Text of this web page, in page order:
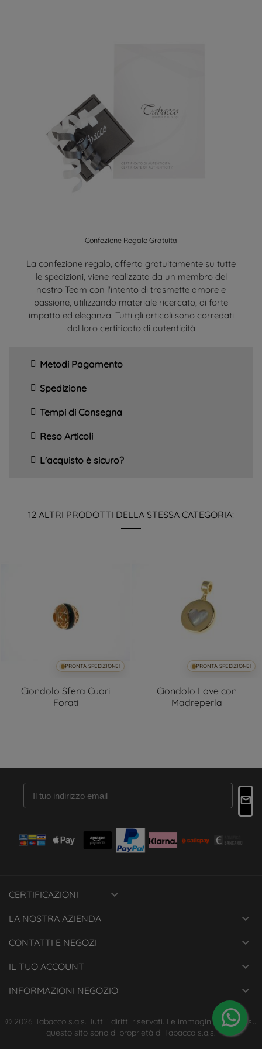
Confezione Regalo Gratuita
La confezione regalo, offerta gratuitamente su tutte
le spedizioni, viene realizzata da un membro del
nostro Team con l'intento di trasmette amore e
passione, utilizzando materiale ricercato, di forte
impatto ed eleganza. Tutti gli articoli sono corredati
dal loro certificato di autenticità
Metodi Pagamento
Spedizione
Tempi di Consegna
Reso Articoli
L'acquisto è sicuro?
12 ALTRI PRODOTTI DELLA STESSA CATEGORIA:
PRONTA SPEDIZIONE!
Ciondolo Sfera Cuori
Forati
PRONTA SPEDIZIONE!
Ciondolo Love con
Madreperla
CERTIFICAZIONI 
LA NOSTRA AZIENDA 
CONTATTI E NEGOZI 
IL TUO ACCOUNT 
INFORMAZIONI NEGOZIO 
© 2026 Tabacco s.a.s. Tutti i diritti riservati. Le immagini presenti su
questo sito sono di proprietà di Tabacco s.a.s.